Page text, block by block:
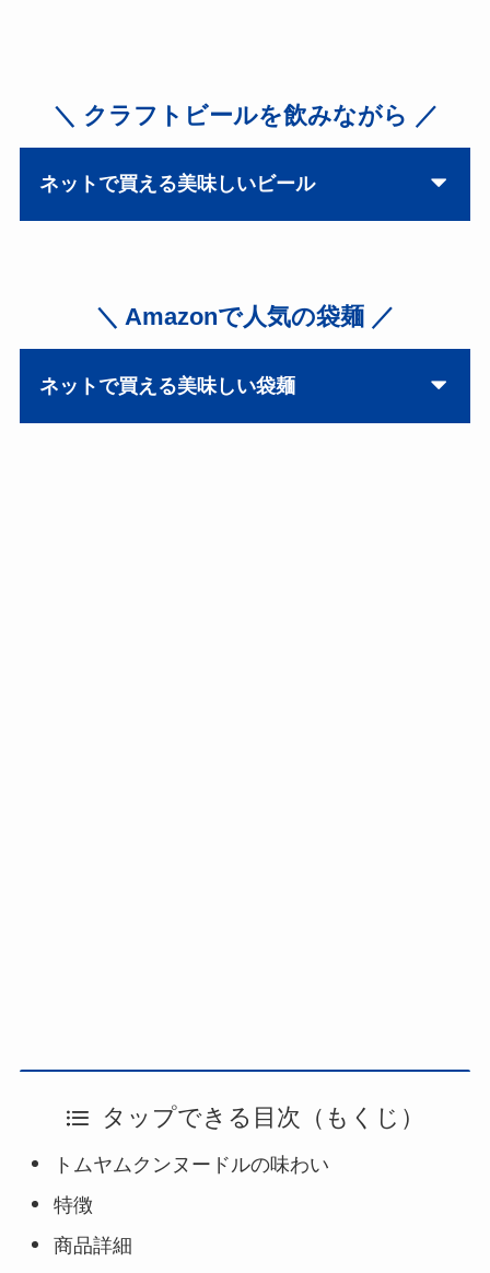
＼ クラフトビールを飲みながら ／
ネットで買える美味しいビール
＼ Amazonで人気の袋麺 ／
ネットで買える美味しい袋麺
タップできる目次（もくじ）
トムヤムクンヌードルの味わい
特徴
商品詳細